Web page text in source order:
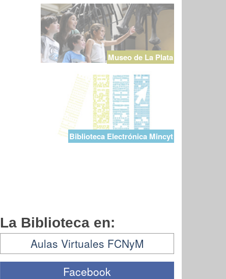
Museo de La Plata
Biblioteca Electrónica Mincyt
La Biblioteca en:
Aulas Virtuales FCNyM
Facebook